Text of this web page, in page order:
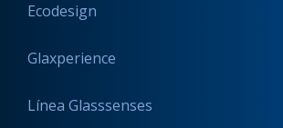
Ecodesign
Glaxperience
Línea Glasssenses